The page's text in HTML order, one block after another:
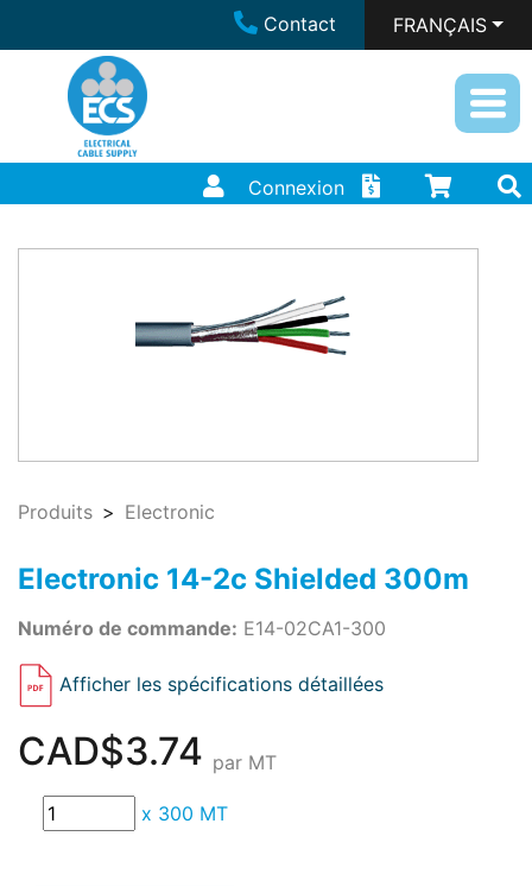
Contact FRANÇAIS
Connexion
Produits Electronic
Electronic 14-2c Shielded 300m
Numéro de commande: E14-02CA1-300
Afficher les spécifications détaillées
CAD$3.74 par MT
x 300 MT